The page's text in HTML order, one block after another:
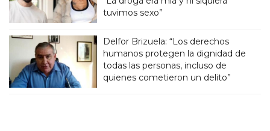
tuvimos sexo”
Delfor Brizuela: “Los derechos
humanos protegen la dignidad de
todas las personas, incluso de
quienes cometieron un delito”